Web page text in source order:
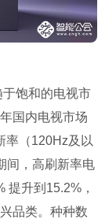
于饱和的电视市
国内电视市场
率（120Hz及以
间，高刷新率电
提升到15.2%，
品类。种种数